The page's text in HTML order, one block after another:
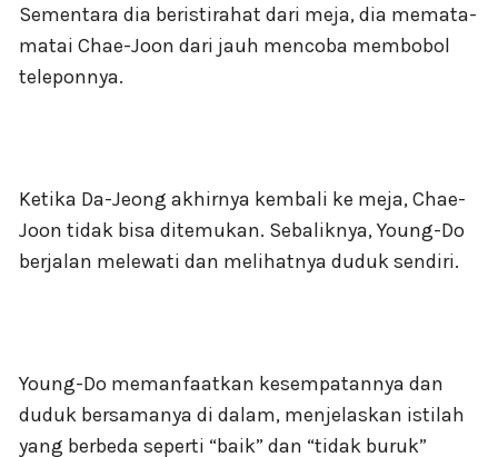
Sementara dia beristirahat dari meja, dia memata-
matai Chae-Joon dari jauh mencoba membobol
teleponnya.
Ketika Da-Jeong akhirnya kembali ke meja, Chae-
Joon tidak bisa ditemukan. Sebaliknya, Young-Do
berjalan melewati dan melihatnya duduk sendiri.
Young-Do memanfaatkan kesempatannya dan
duduk bersamanya di dalam, menjelaskan istilah
yang berbeda seperti “baik” dan “tidak buruk”